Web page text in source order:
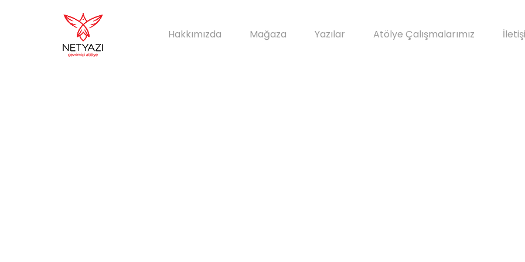
Hakkımızda Mağaza Yazılar Atölye Çalışmalarımız